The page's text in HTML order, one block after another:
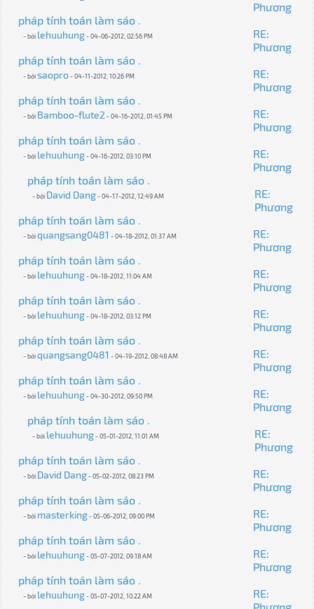
Phương
pháp tính toán làm sáo .
- bởi lehuuhung- 04-06-2012, 02:56 PM
RE:
Phương
pháp tính toán làm sáo .
- bởisaopro- 04-11-2012, 10:26 PM
RE:
Phương
pháp tính toán làm sáo .
- bởi Bamboo-flute2 - 04-16-2012, 01:45 PM
RE:
Phương
pháp tính toán làm sáo .
- bởi lehuuhung- 04-16-2012, 03:10 PM
RE:
Phương
pháp tính toán làm sáo .
- bởi David Dang- 04-17-2012, 12:49 AM
RE:
Phương
pháp tính toán làm sáo .
- bởiquangsang0481 - 04-18-2012, 01:37 AM
RE:
Phương
pháp tính toán làm sáo .
- bởi lehuuhung- 04-18-2012, 11:04 AM
RE:
Phương
pháp tính toán làm sáo .
- bởi lehuuhung- 04-18-2012, 03:12 PM
RE:
Phương
pháp tính toán làm sáo .
- bởiquangsang0481 - 04-19-2012, 08:48 AM
RE:
Phương
pháp tính toán làm sáo .
- bởi lehuuhung- 04-30-2012, 09:50 PM
RE:
Phương
pháp tính toán làm sáo .
- bởi lehuuhung- 05-01-2012, 11:01 AM
RE:
Phương
pháp tính toán làm sáo .
- bởi David Dang- 05-02-2012, 08:23 PM
RE:
Phương
pháp tính toán làm sáo .
- bởi masterking- 05-06-2012, 09:00 PM
RE:
Phương
pháp tính toán làm sáo .
- bởi lehuuhung- 05-07-2012, 09:18 AM
RE:
Phương
pháp tính toán làm sáo .
- bởi lehuuhung- 05-07-2012, 10:22 AM
RE: